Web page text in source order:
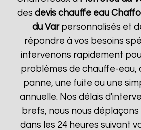
des devis chauffe eau
du Varpersonnalisés et
répondre à vos besoins
intervenons rapidement
problèmes de chauffe-eau,
panne, une fuite ou une
annuelle. Nos délais
brefs, nous nous
dans les 24 heures suivant